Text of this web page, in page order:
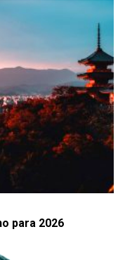
para 2026